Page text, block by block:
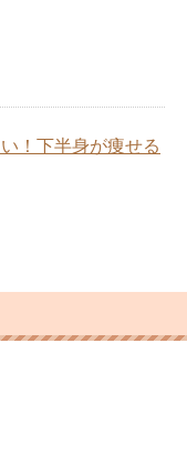
！下半身が痩せる